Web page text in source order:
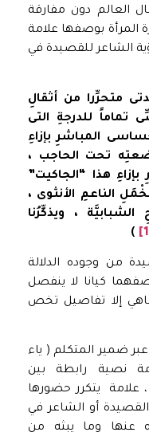
العالم دون مفارقة
المرأة بوصفها علامة
الشاعر للقصيدة في
متحرِّرا من أثقالِ
تماماً للدرجةِ التى
المباشرِ بإزاءِ
تحت الحاجب ،
هذا “الجاكيت”
الناعمِ الأنثوى ،
، ويذكِّرُنا
)
من وجوده الدلالة
كيانا لا ينفصل
إلا تفاصيل تخص
ضمير المتكلم ( ياء
نصية رابطة بين
علامة يتكرر حضورها
أو الشاعر في
عنها وما يبثه من